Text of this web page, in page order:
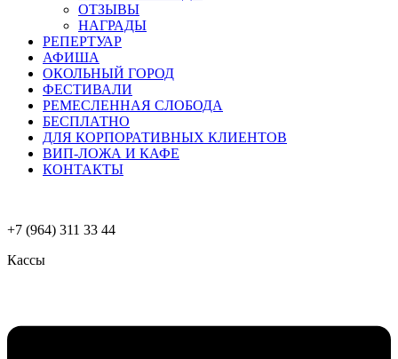
ОТЗЫВЫ
НАГРАДЫ
РЕПЕРТУАР
АФИША
ОКОЛЬНЫЙ ГОРОД
ФЕСТИВАЛИ
РЕМЕСЛЕННАЯ СЛОБОДА
БЕСПЛАТНО
ДЛЯ КОРПОРАТИВНЫХ КЛИЕНТОВ
ВИП-ЛОЖА И КАФЕ
КОНТАКТЫ
+7 (964) 311 33 44
Кассы